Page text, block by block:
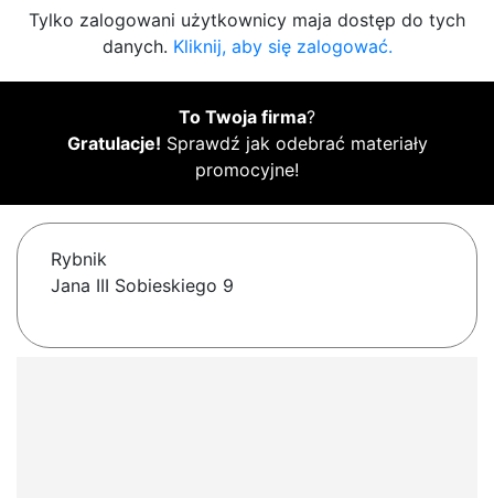
Tylko zalogowani użytkownicy maja dostęp do tych
danych. Kliknij, aby się zalogować.
To Twoja firma?
Gratulacje! Sprawdź jak odebrać materiały
promocyjne!
Rybnik
Jana III Sobieskiego 9